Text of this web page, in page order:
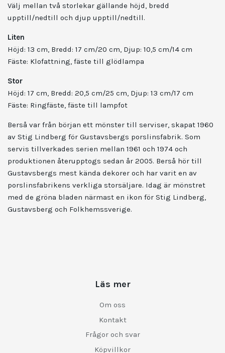
Välj mellan två storlekar gällande höjd, bredd
upptill/nedtill och djup upptill/nedtill.
Liten
Höjd: 13 cm, Bredd: 17 cm/20 cm, Djup: 10,5 cm/14 cm
Fäste: Klofattning, fäste till glödlampa
Stor
Höjd: 17 cm, Bredd: 20,5 cm/25 cm, Djup: 13 cm/17 cm
Fäste: Ringfäste, fäste till lampfot
Berså var från början ett mönster till serviser, skapat 1960
av Stig Lindberg för Gustavsbergs porslinsfabrik. Som
servis tillverkades serien mellan 1961 och 1974 och
produktionen återupptogs sedan år 2005. Berså hör till
Gustavsbergs mest kända dekorer och har varit en av
porslinsfabrikens verkliga storsäljare. Idag är mönstret
med de gröna bladen närmast en ikon för Stig Lindberg,
Gustavsberg och Folkhemssverige.
Läs mer
Om oss
Kontakt
Frågor och svar
Köpvillkor